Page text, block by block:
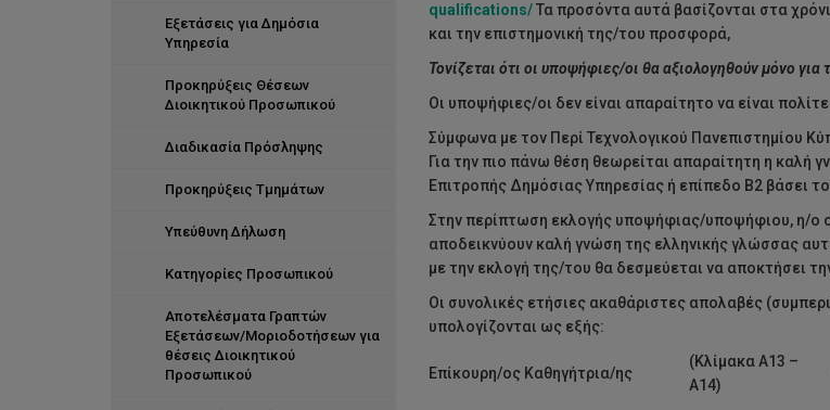
Το προσωπικό σε αριθμούς
Εξετάσεις για Δημόσια
Υπηρεσία
Προκηρύξεις Θέσεων
Διοικητικού Προσωπικού
Διαδικασία Πρόσληψης
Προκηρύξεις Τμημάτων
Υπεύθυνη Δήλωση
Κατηγορίες Προσωπικού
Αποτελέσματα Γραπτών
Εξετάσεων/Μοριοδοτήσεων για
θέσεις Διοικητικού
Προσωπικού
qualifications/Τα προσόντα αυτά βασίζονται στα
και την επιστημονική της/του προσφορά,
Τονίζεται ότι οι υποψήφιες/οι θα αξιολογηθούν μόνο για
Οι υποψήφιες/οι δεν είναι απαραίτητο να είναι
Σύμφωνα με τον Περί Τεχνολογικού Πανεπιστημίου
Για την πιο πάνω θέση θεωρείται απαραίτητη η καλή
Επιτροπής Δημόσιας Υπηρεσίας ή επίπεδο Β2 βάσει
Στην περίπτωση εκλογής υποψήφιας/υποψήφιου, η/ο
αποδεικνύουν καλή γνώση της ελληνικής γλώσσας
με την εκλογή της/του θα δεσμεύεται να αποκτήσει
Οι συνολικές ετήσιες ακαθάριστες απολαβές
υπολογίζονται ως εξής:
Επίκουρη/ος Καθηγήτρια/ης
(Κλίμακα Α13 –
Α14)